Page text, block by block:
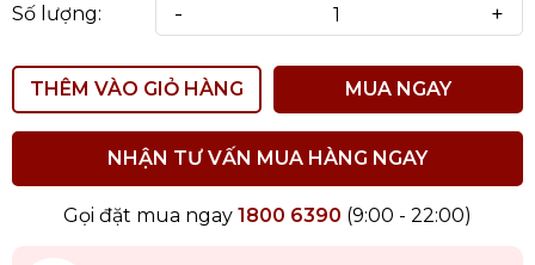
Số lượng: - +
THÊM VÀO GIỎ HÀNG MUA NGAY
NHẬN TƯ VẤN MUA HÀNG NGAY
Gọi đặt mua ngay 1800 6390 (9:00 - 22:00)